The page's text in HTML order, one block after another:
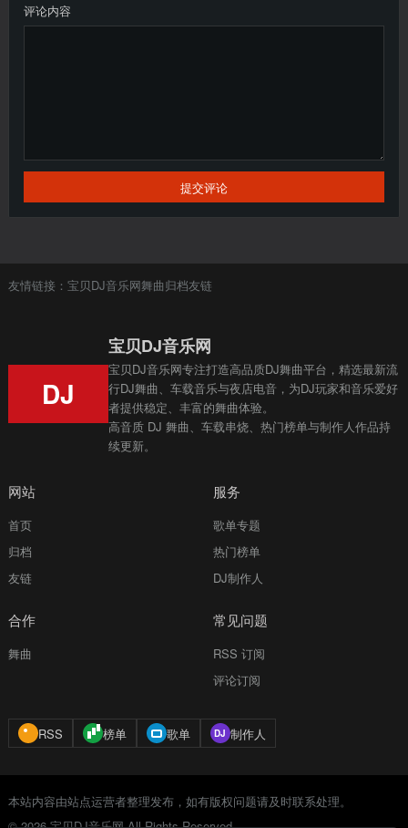
评论内容
提交评论
友情链接： 宝贝DJ音乐网舞曲归档友链
DJ
宝贝DJ音乐网
宝贝DJ音乐网专注打造高品质DJ舞曲平台，精选最新流
行DJ舞曲、车载音乐与夜店电音，为DJ玩家和音乐爱好
者提供稳定、丰富的舞曲体验。
高音质 DJ 舞曲、车载串烧、热门榜单与制作人作品持
续更新。
网站
首页
归档
友链
服务
歌单专题
热门榜单
DJ制作人
合作
舞曲
常见问题
RSS 订阅
评论订阅
RSS 榜单 歌单 制作人
本站内容由站点运营者整理发布，如有版权问题请及时联系处理。